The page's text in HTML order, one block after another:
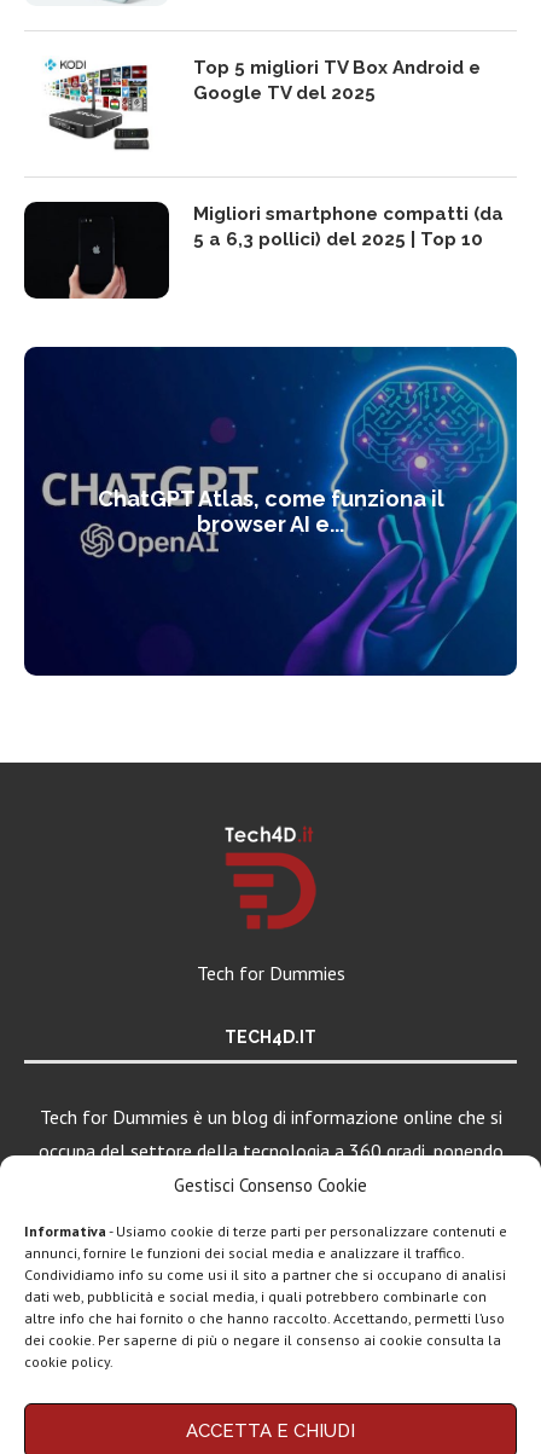
Gestisci Consenso Cookie
Informativa - Usiamo cookie di terze parti per personalizzare contenuti e
annunci, fornire le funzioni dei social media e analizzare il traffico.
Condividiamo info su come usi il sito a partner che si occupano di analisi
dati web, pubblicità e social media, i quali potrebbero combinarle con
altre info che hai fornito o che hanno raccolto. Accettando, permetti l’uso
dei cookie. Per saperne di più o negare il consenso ai cookie consulta la
cookie policy.
ACCETTA E CHIUDI
Top 5 migliori TV Box Android e
Google TV del 2025
Migliori smartphone compatti (da
5 a 6,3 pollici) del 2025 | Top 10
ChatGPT Atlas, come funziona il
browser AI e...
Tech for Dummies
TECH4D.IT
Tech for Dummies è un blog di informazione online che si
occupa del settore della tecnologia a 360 gradi, ponendo
una particolare attenzione al mondo Android, Apple e
Chi siamo Contatti Disclaimer Privacy policy
LEGGI ANCHE
Motorola rinnova